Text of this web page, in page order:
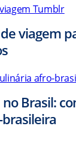
viagem
Brasil: